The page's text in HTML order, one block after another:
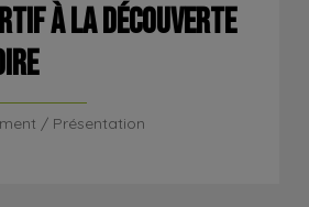
À LA DÉCOUVERTE
/ Présentation